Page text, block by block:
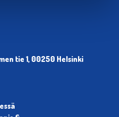
tie 1, 00250 Helsinki